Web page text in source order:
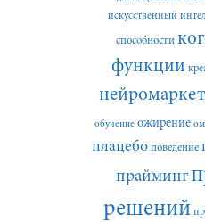
искусственный
способности
функции
обучение ожирение
плацебо поведение
прайминг
решений